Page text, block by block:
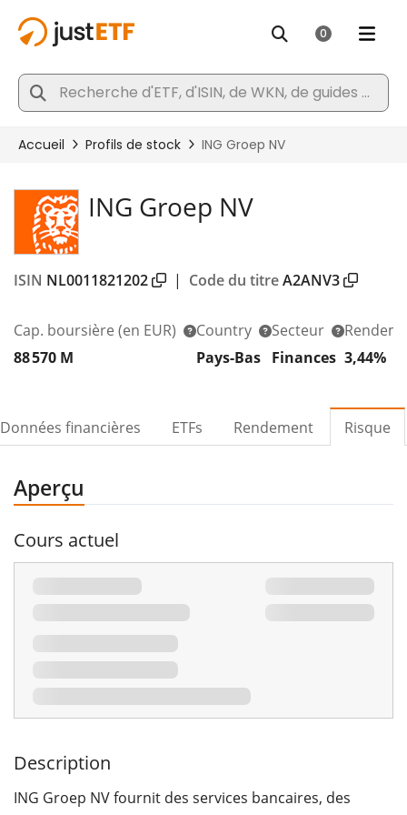
ING Groep NV
ISIN NL0011821202 | Code du titreA2ANV3
Cap. boursière (en EUR)
88 570 M
Country
Pays-Bas
Secteur
Finances 3,44%
Données financières ETFs Rendement Risque
Aperçu
Cours actuel
Description
ING Groep NV fournit des services bancaires, des